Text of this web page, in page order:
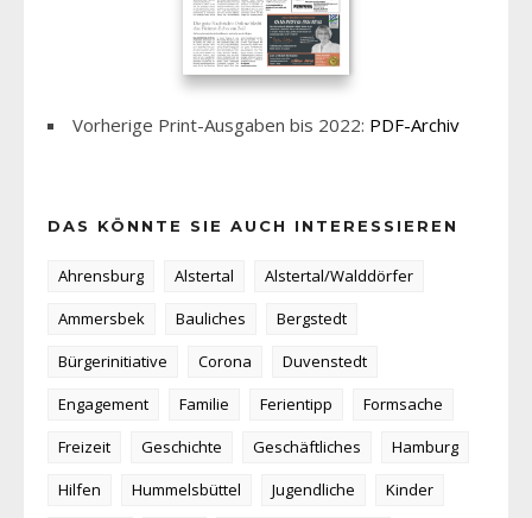
Vorherige Print-Ausgaben bis 2022: PDF-Archiv
DAS KÖNNTE SIE AUCH INTERESSIEREN
Ahrensburg Alstertal
Alstertal/Walddörfer
Ammersbek
Bauliches
Bergstedt
Bürgerinitiative
Corona
Duvenstedt
Engagement
Familie Ferientipp
Formsache
Freizeit
Geschichte Geschäftliches
Hamburg
Hilfen
Hummelsbüttel Jugendliche
Kinder